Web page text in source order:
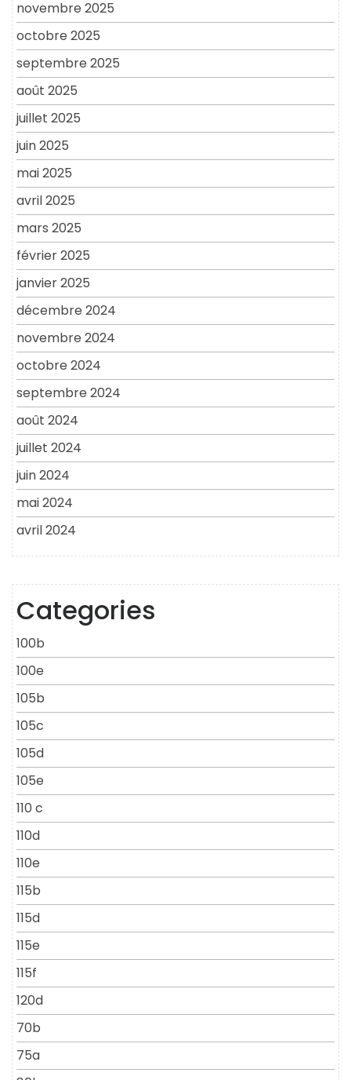
novembre 2025
octobre 2025
septembre 2025
août 2025
juillet 2025
juin 2025
mai 2025
avril 2025
mars 2025
février 2025
janvier 2025
décembre 2024
novembre 2024
octobre 2024
septembre 2024
août 2024
juillet 2024
juin 2024
mai 2024
avril 2024
Categories
100b
100e
105b
105c
105d
105e
110 c
110d
110e
115b
115d
115e
115f
120d
70b
75a